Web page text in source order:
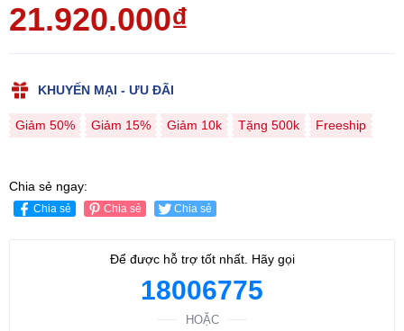
21.920.000₫
KHUYẾN MẠI - ƯU ĐÃI
Giảm 50% Giảm 15% Giảm 10k Tặng 500k Freeship
Chia sẻ ngay:
Chia sẻ Chia sẻ Chia sẻ
Để được hỗ trợ tốt nhất. Hãy gọi
18006775
HOẶC